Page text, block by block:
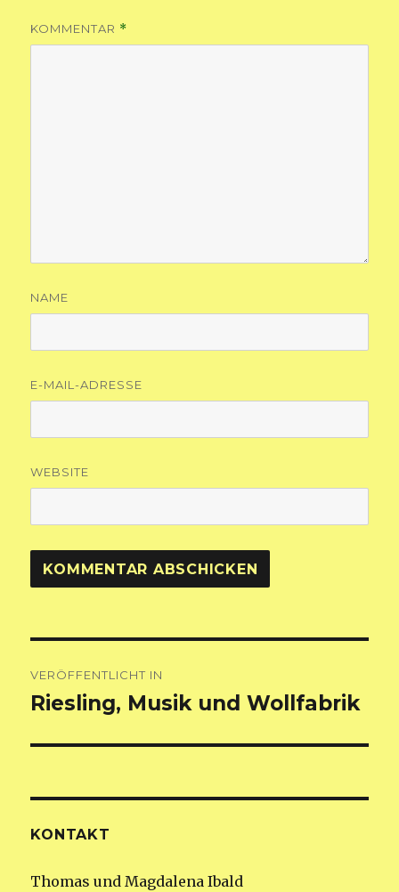
KOMMENTAR *
NAME
E-MAIL-ADRESSE
WEBSITE
VERÖFFENTLICHT IN
Riesling, Musik und Wollfabrik
KONTAKT
Thomas und Magdalena Ibald